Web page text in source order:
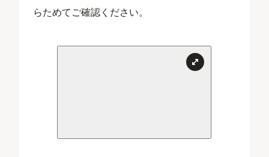
らためてご確認ください。